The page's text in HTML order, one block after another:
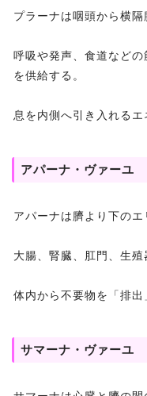
プラーナは咽頭から横隔
呼吸や発声、食道など
を供給する。
息を内側へ引き入れるエ
アパーナ・ヴァーユ
アパーナは臍より下のエ
大腸、腎臓、肛門、生殖
体内から不要物を「排出
サマーナ・ヴァーユ